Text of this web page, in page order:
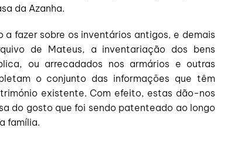
da Azanha.
a fazer sobre os inventários antigos, e demais
de Mateus, a inventariação dos bens
ou arrecadados nos armários e outras
o conjunto das informações que têm
existente. Com efeito, estas dão-nos
do gosto que foi sendo patenteado ao longo
família.